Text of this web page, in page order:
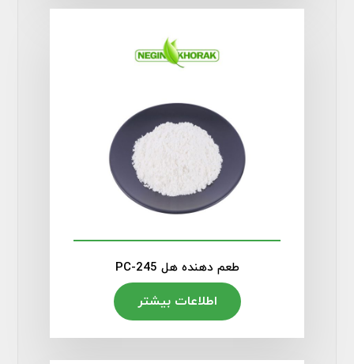
طعم دهنده هل PC-245
اطلاعات بیشتر